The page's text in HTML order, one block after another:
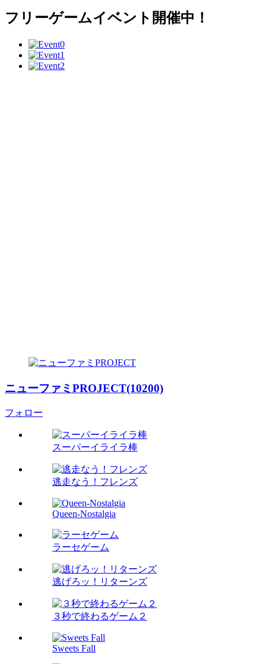
フリーゲームイベント開催中！
ニューファミPROJECT(10200)
フォロー
スーパーイライラ棒
逃走なう！フレンズ
Queen-Nostalgia
ラーセゲーム
逃げろッ！リターンズ
３秒で終わるゲーム２
Sweets Fall